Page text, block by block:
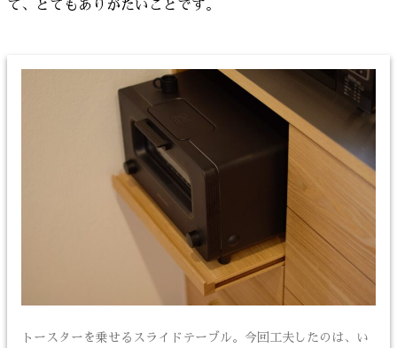
て、とてもありがたいことです。
トースターを乗せるスライドテーブル。今回工夫したのは、い